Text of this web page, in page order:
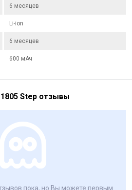
6 месяцев
Li-ion
6 месяцев
600 мАч
Step отзывы
пока, но Вы можете первым